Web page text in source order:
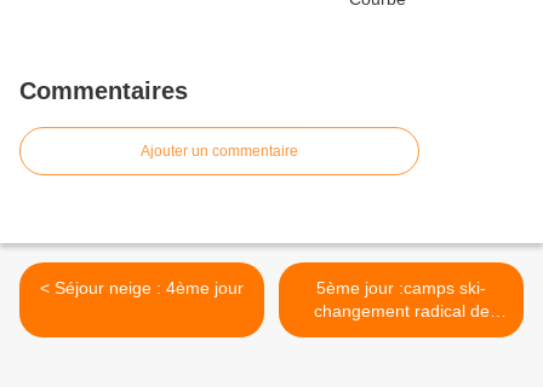
Commentaires
Ajouter un commentaire
< Séjour neige : 4ème jour
5ème jour :camps ski-
changement radical de
temps >